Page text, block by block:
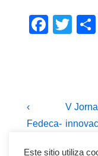
F
o
T
de
entradas
La
entrada
‹
Fedeca-
La
entrada
V
Este sitio utiliza